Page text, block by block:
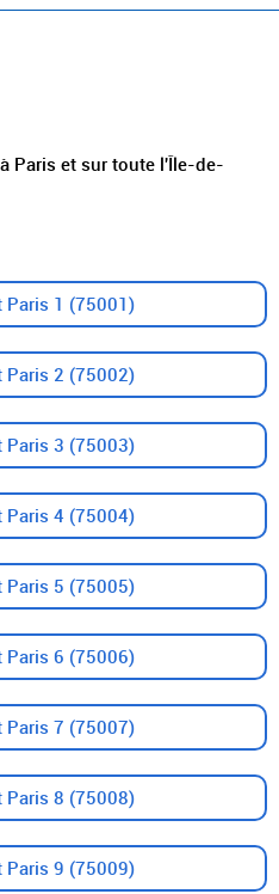
Paris et sur toute l'Île-de-
Paris 1 (75001)
Paris 2 (75002)
Paris 3 (75003)
Paris 4 (75004)
Paris 5 (75005)
Paris 6 (75006)
Paris 7 (75007)
Paris 8 (75008)
Paris 9 (75009)